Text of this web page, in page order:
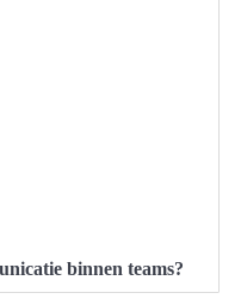
binnen teams?